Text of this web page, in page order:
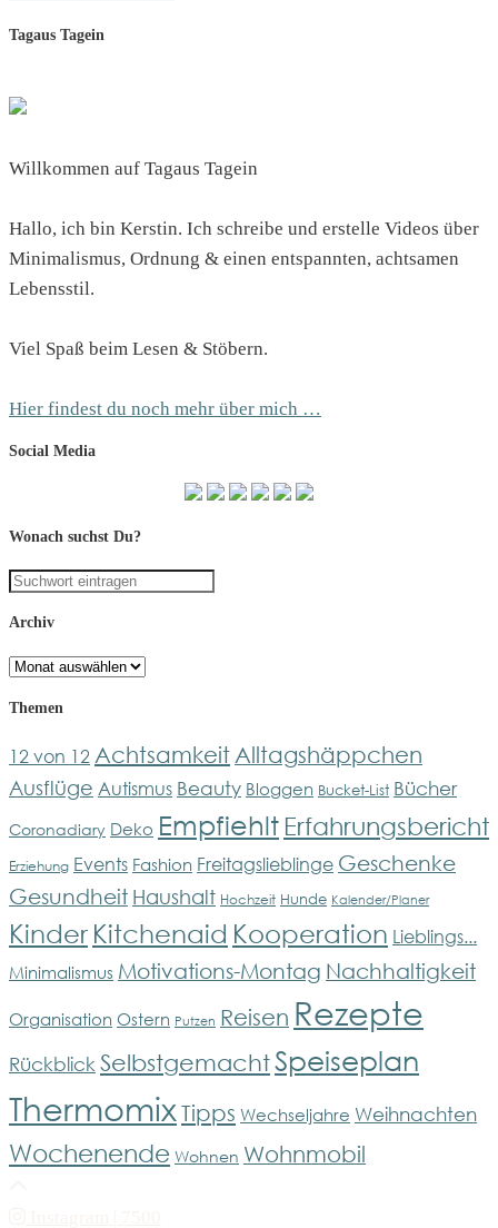
Tagaus Tagein
Willkommen auf Tagaus Tagein
Hallo, ich bin Kerstin. Ich schreibe und erstelle Videos über
Minimalismus, Ordnung & einen entspannten, achtsamen
Lebensstil.
Viel Spaß beim Lesen & Stöbern.
Hier findest du noch mehr über mich …
Social Media
Wonach suchst Du?
Archiv
Archiv
Themen
12 von 12 Achtsamkeit Alltagshäppchen
Ausflüge Autismus Beauty Bloggen Bucket-List Bücher
Coronadiary Deko Empfiehlt Erfahrungsbericht
Erziehung Events Fashion Freitagslieblinge Geschenke
Gesundheit Haushalt Hochzeit Hunde Kalender/Planer
Kinder Kitchenaid Kooperation Lieblings...
Minimalismus Motivations-Montag Nachhaltigkeit
Organisation Ostern Putzen Reisen Rezepte
Rückblick SelbstgemachtSpeiseplan
Thermomix Tipps Wechseljahre Weihnachten
Wochenende Wohnen Wohnmobil